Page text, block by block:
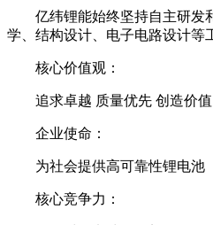
亿纬锂能始终坚持自主研发和
学、结构设计、电子电路设计等
核心价值观：
追求卓越 质量优先 创造价值
企业使命：
为社会提供高可靠性锂电池
核心竞争力：